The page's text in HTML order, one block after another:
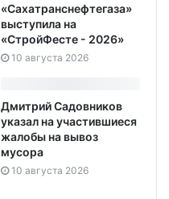
«Сахатранснефтегаза»
выступила на
«СтройФесте - 2026»
10 августа 2026
Дмитрий Садовников
указал на участившиеся
жалобы на вывоз
мусора
10 августа 2026